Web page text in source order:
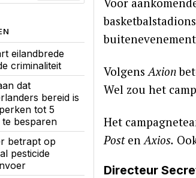
VolgensAxion
Wel zou het
Het
PostenAxios.
Directeur
eilandbrede
criminaliteit
dat
bereid is
tot 5
besparen
betrapt op
pesticide